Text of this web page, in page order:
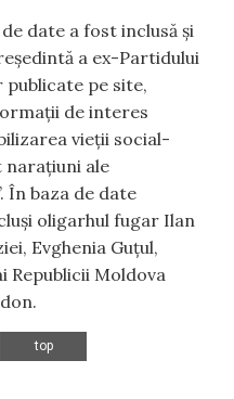
date a fost inclusă și
a ex-Partidului
publicate pe site,
de interes
vieții social-
narațiuni ale
În baza de date
oligarhul fugar Ilan
Evghenia Guțul,
Republicii Moldova
top